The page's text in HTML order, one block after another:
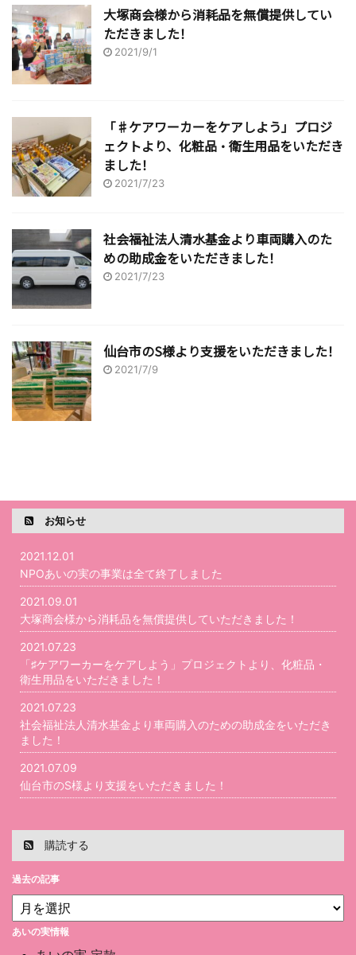
大塚商会様から消耗品を無償提供してい
ただきました！
2021/9/1
「♯ケアワーカーをケアしよう」プロジ
ェクトより、化粧品・衛生用品をいただき
ました！
2021/7/23
社会福祉法人清水基金より車両購入のた
めの助成金をいただきました！
2021/7/23
仙台市のS様より支援をいただきました！
2021/7/9
お知らせ
2021.12.01
NPOあいの実の事業は全て終了しました
2021.09.01
大塚商会様から消耗品を無償提供していただきました！
2021.07.23
「♯ケアワーカーをケアしよう」プロジェクトより、化粧品・
衛生用品をいただきました！
2021.07.23
社会福祉法人清水基金より車両購入のための助成金をいただき
ました！
2021.07.09
仙台市のS様より支援をいただきました！
購読する
過去の記事
あいの実情報